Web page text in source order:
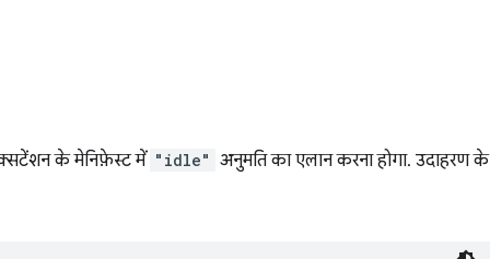
के मेनिफ़ेस्ट में "idle" अनुमति का एलान करना होगा. उदाहरण के